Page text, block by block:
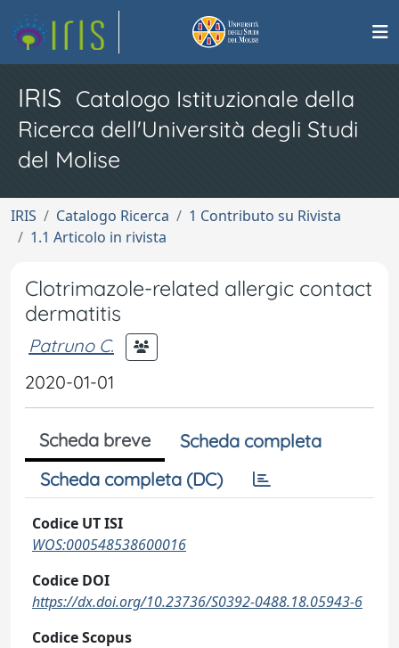
IRIS Catalogo Istituzionale della
Ricerca dell'Università degli Studi
del Molise
IRIS Catalogo Ricerca
1 Contributo su Rivista
1.1 Articolo in rivista
Clotrimazole-related allergic contact
dermatitis
Patruno C.
2020-01-01
Scheda breve
Scheda completa
Scheda completa (DC)
Codice UT ISI
WOS:000548538600016
Codice DOI
https://dx.doi.org/10.23736/S0392-0488.18.05943-6
Codice Scopus